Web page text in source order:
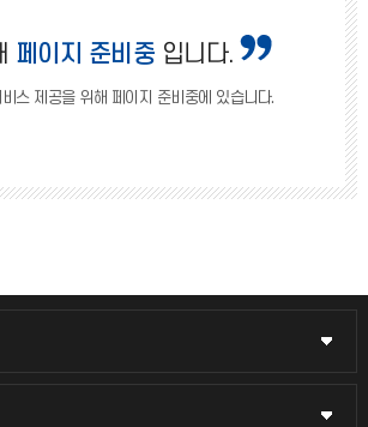
페이지 준비중 입니다.
스 제공을 위해 페이지 준비중에 있습니다.